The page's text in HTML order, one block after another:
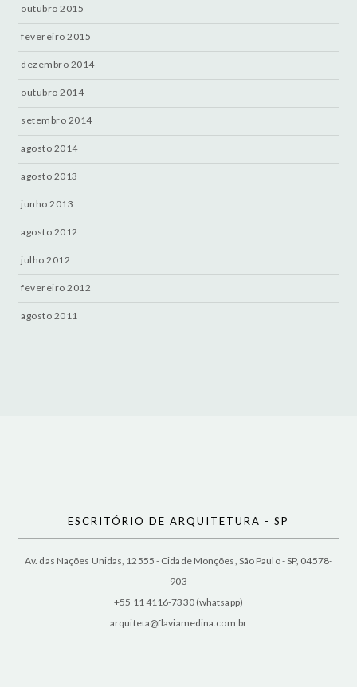
outubro 2015
fevereiro 2015
dezembro 2014
outubro 2014
setembro 2014
agosto 2014
agosto 2013
junho 2013
agosto 2012
julho 2012
fevereiro 2012
agosto 2011
ESCRITÓRIO DE ARQUITETURA - SP
Av. das Nações Unidas, 12555 - Cidade Monções, São Paulo - SP, 04578-
903
+55 11 4116-7330 (whatsapp)
arquiteta@flaviamedina.com.br